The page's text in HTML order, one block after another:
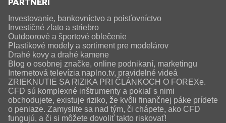
Investovanie, bankovníctvo a poisťovníctvo
Investičné zlato a striebro
Outdoorové a športové oblečenie
Plastikové modely a sortiment pre modelárov
Drahé kovy a drahé kamene
Blog o osobnej značke, online podnikaní, marketingu
Internetová televízia naplno.tv, pravidelné videá
ZRIEKNUTIE SA RIZIKA PRI ČLÁNKOCH O FOREXe.
CFD sú komplexné inštrumenty a pokiaľ s nimi
obchodujete, existuje riziko, že kvôli finančnej páke prídete
o peniaze. Zamyslite sa nad tým, či chápete, ako CFD
fungujú, a či si môžete dovoliť takto riskovať!